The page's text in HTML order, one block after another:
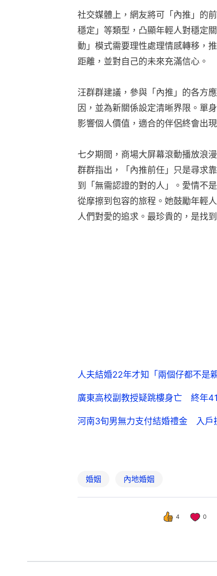
社交媒體上，網友將可「內推」的
穩定」等類型，凸顯年輕人對穩定
動」模式需要理性處理情感轉移，
距離，並對自己的未來充滿信心。
汪群群建議，參與「內推」的各方
因，並為新關係設定清晰界限。單
影響個人價值，適合的伴侶終會出
七夕期間，商場大屏幕滾動播放浪
群群指出，「內推前任」只是尋求
到「無需認證的對的人」。愛情不
從摩擦到包容的旅程。她鼓勵年輕
人們對愛的追求。最珍貴的，是找
人夫結婚22年才知「兩個仔都不
廣東高校副教授疑跳樓身亡 終年
河南3旬男無力支付結婚禮金 入戶
婚姻 內地婚姻
4 0